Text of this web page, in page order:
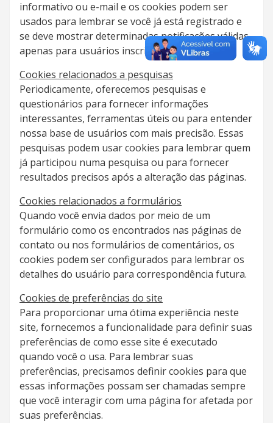
informativo ou e-mail e os cookies podem ser
usados ​​para lembrar se você já está registrado e
se deve mostrar determinadas notificações válidas
apenas para usuários inscritos / não inscritos.
Cookies relacionados a pesquisas
Periodicamente, oferecemos pesquisas e
questionários para fornecer informações
interessantes, ferramentas úteis ou para entender
nossa base de usuários com mais precisão. Essas
pesquisas podem usar cookies para lembrar quem
já participou numa pesquisa ou para fornecer
resultados precisos após a alteração das páginas.
Cookies relacionados a formulários
Quando você envia dados por meio de um
formulário como os encontrados nas páginas de
contato ou nos formulários de comentários, os
cookies podem ser configurados para lembrar os
detalhes do usuário para correspondência futura.
Cookies de preferências do site
Para proporcionar uma ótima experiência neste
site, fornecemos a funcionalidade para definir suas
preferências de como esse site é executado
quando você o usa. Para lembrar suas
preferências, precisamos definir cookies para que
essas informações possam ser chamadas sempre
que você interagir com uma página for afetada por
suas preferências.